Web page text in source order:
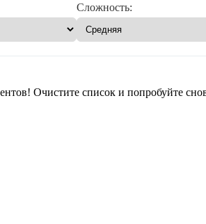
Сложность:
Очистите список и попробуйте